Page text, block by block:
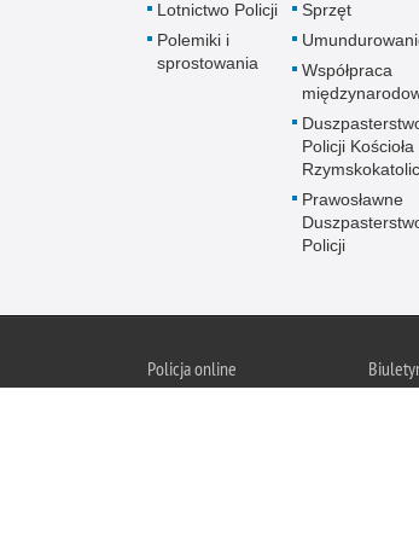
Lotnictwo Policji
Polemiki i
sprostowania
Sprzęt
Współpraca
Policji Kościoła
Prawosławne
Policji
Policjaonline